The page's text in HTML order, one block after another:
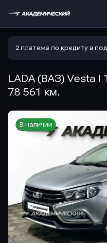
2 платежа по кредиту в
LADA (ВАЗ) Vesta I
78 561 км.
В наличии